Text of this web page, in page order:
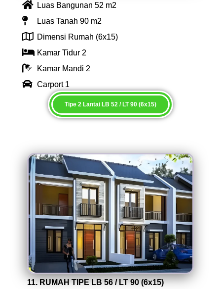
Luas Bangunan 52 m2
Luas Tanah 90 m2
Dimensi Rumah (6x15)
Kamar Tidur 2
Kamar Mandi 2
Carport 1
Tipe 2 Lantai LB 52 / LT 90 (6x15)
11. RUMAH TIPE LB 56 / LT 90 (6x15)